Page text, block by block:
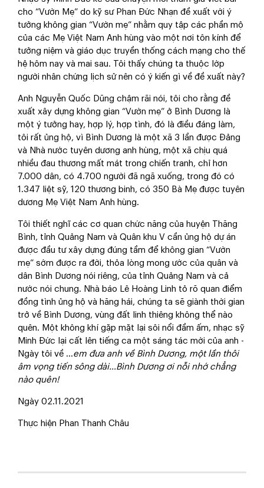
cho “Vườn Mẹ” do kỹ sư Phan Đức Nhạn đề xuất với ý
tưởng không gian “Vườn mẹ” nhằm quy tập các phần mộ
của các Mẹ Việt Nam Anh hùng vào một nơi tôn kính để
tưởng niệm và giáo dục truyền thống cách mạng cho thế
hệ hôm nay và mai sau. Tôi thấy chúng ta thuộc lớp
người nhân chứng lịch sử nên có ý kiến gì về đề xuất này?
Anh Nguyễn Quốc Dũng chậm rãi nói, tôi cho rằng đề
xuất xây dựng không gian “Vườn mẹ” ở Bình Dương là
một ý tưởng hay, hợp lý, hợp tình, đó là điều đáng làm,
tôi rất ủng hộ, vì Bình Dương là một xã 3 lần được Đảng
và Nhà nước tuyên dương anh hùng, một xã chịu quá
nhiều đau thương mất mát trong chiến tranh, chỉ hơn
7.000 dân, có 4.700 người đã ngã xuống, trong đó có
1.347 liệt sỹ, 120 thương binh, có 350 Bà Mẹ được tuyên
dương Mẹ Việt Nam Anh hùng.
Tôi thiết nghĩ các cơ quan chức năng của huyện Thăng
Bình, tỉnh Quảng Nam và Quân khu V cần ủng hộ dự án
được đầu tư xây dựng đúng tầm để không gian “Vườn
mẹ” sớm được ra đời, thỏa lòng mong ước của quân và
dân Bình Dương nói riêng, của tỉnh Quảng Nam và cả
nước nói chung. Nhà báo Lê Hoàng Linh tỏ rõ quan điểm
đồng tình ủng hộ và hăng hái, chúng ta sẽ giành thời gian
trở về Bình Dương, vùng đất linh thiêng không thể nào
quên. Một không khí gặp mặt lại sôi nổi đầm ấm, nhạc sỹ
Minh Đức lại cất lên tiếng ca một sáng tác mới của anh -
Ngày tôi về …em đưa anh về Bình Dương, một lần thôi
âm vọng tiến sông dài…Bình Dương ơi nỗi nhớ chẳng
nào quên!
Ngày 02.11.2021
Thực hiện Phan Thanh Châu